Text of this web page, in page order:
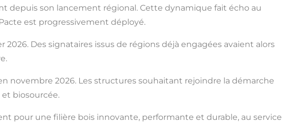
depuis son lancement régional. Cette dynamique fait écho au
est progressivement déployé.
Des signataires issus de régions déjà engagées avaient alors
novembre 2026. Les structures souhaitant rejoindre la démarche
biosourcée.
pour une filière bois innovante, performante et durable, au service